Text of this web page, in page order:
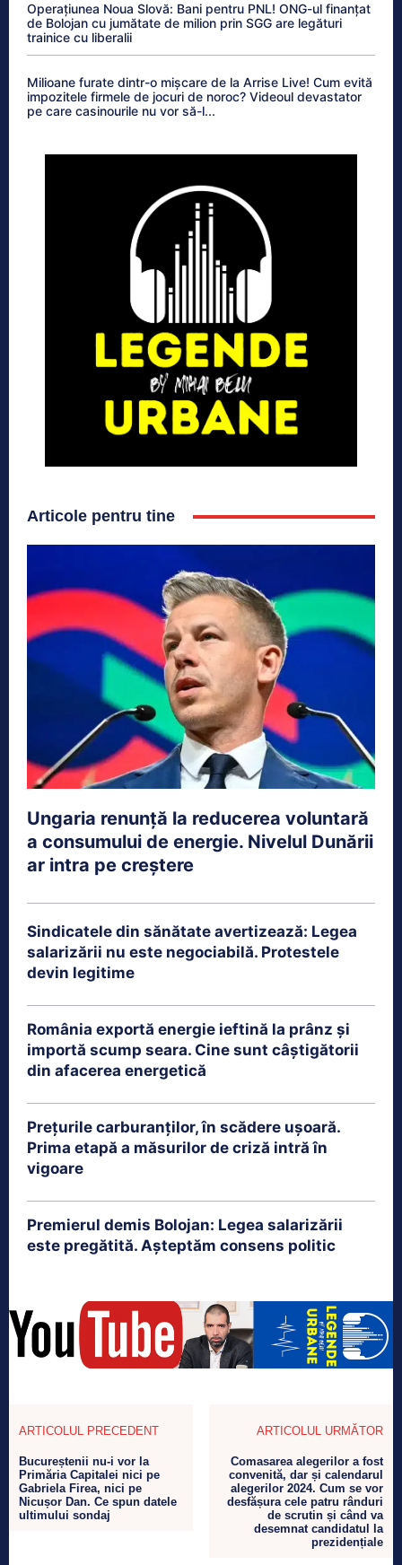
Operațiunea Noua Slovă: Bani pentru PNL! ONG-ul finanțat
de Bolojan cu jumătate de milion prin SGG are legături
trainice cu liberalii
Milioane furate dintr-o mișcare de la Arrise Live! Cum evită
impozitele firmele de jocuri de noroc? Videoul devastator
pe care casinourile nu vor să-l...
Articole pentru tine
Ungaria renunță la reducerea voluntară
a consumului de energie. Nivelul Dunării
ar intra pe creștere
Sindicatele din sănătate avertizează: Legea
salarizării nu este negociabilă. Protestele
devin legitime
România exportă energie ieftină la prânz și
importă scump seara. Cine sunt câștigătorii
din afacerea energetică
Prețurile carburanților, în scădere ușoară.
Prima etapă a măsurilor de criză intră în
vigoare
Premierul demis Bolojan: Legea salarizării
este pregătită. Așteptăm consens politic
ARTICOLUL PRECEDENT
Bucureștenii nu-i vor la
Primăria Capitalei nici pe
Gabriela Firea, nici pe
Nicușor Dan. Ce spun datele
ultimului sondaj
ARTICOLUL URMĂTOR
Comasarea alegerilor a fost
convenită, dar și calendarul
alegerilor 2024. Cum se vor
desfășura cele patru rânduri
de scrutin și când va
desemnat candidatul la
prezidențiale